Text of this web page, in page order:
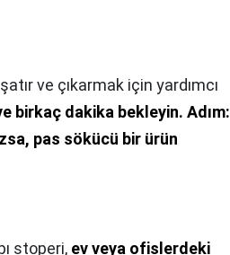
ve çıkarmak için yardımcı
birkaç dakika bekleyin. Adım:
pas sökücü bir ürün
stoperi, ev veya ofislerdeki